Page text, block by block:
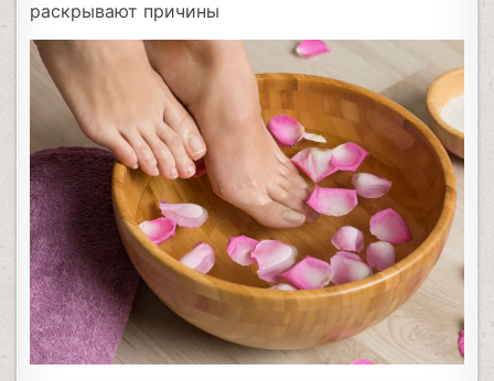
раскрывают причины